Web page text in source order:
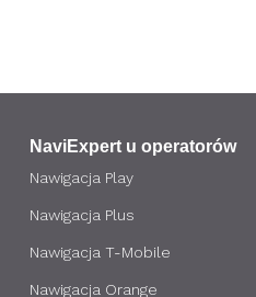
NaviExpert u operatorów
Nawigacja Play
Nawigacja Plus
Nawigacja T-Mobile
Nawigacja Orange